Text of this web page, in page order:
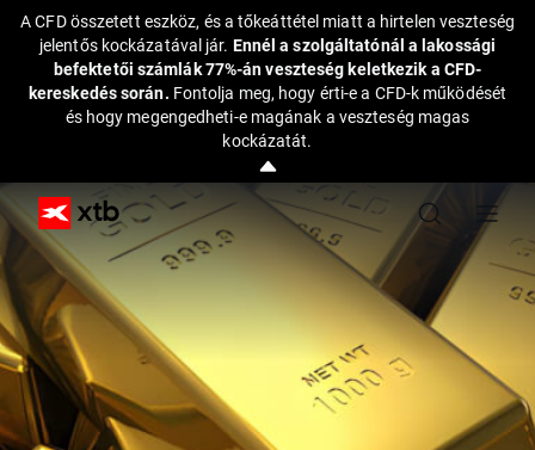
A CFD összetett eszköz, és a tőkeáttétel miatt a hirtelen veszteség
jelentős kockázatával jár. Ennél a szolgáltatónál a lakossági
befektetői számlák 77%-án veszteség keletkezik a CFD-
kereskedés során. Fontolja meg, hogy érti-e a CFD-k működését
és hogy megengedheti-e magának a veszteség magas
kockázatát.